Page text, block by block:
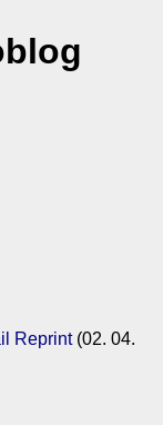
Reprint(02. 04.